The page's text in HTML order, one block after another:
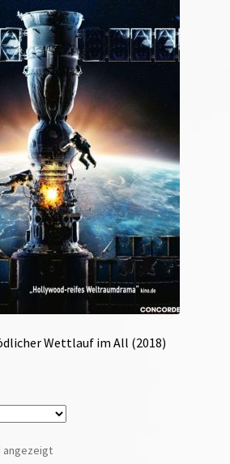
Wettlauf im All (2018)
angezeigt